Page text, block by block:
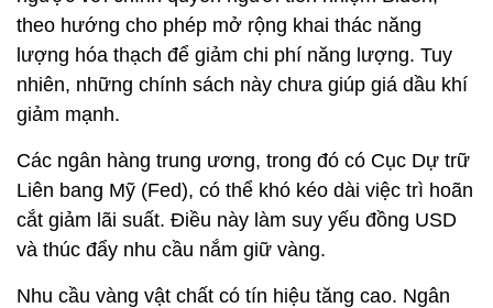
theo hướng cho phép mở rộng khai thác năng
lượng hóa thạch để giảm chi phí năng lượng. Tuy
nhiên, những chính sách này chưa giúp giá dầu khí
giảm mạnh.
Các ngân hàng trung ương, trong đó có Cục Dự trữ
Liên bang Mỹ (Fed), có thể khó kéo dài việc trì hoãn
cắt giảm lãi suất. Điều này làm suy yếu đồng USD
và thúc đẩy nhu cầu nắm giữ vàng.
Nhu cầu vàng vật chất có tín hiệu tăng cao. Ngân